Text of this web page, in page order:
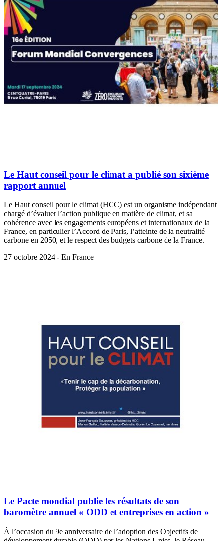
Le Haut conseil pour le climat a publié son sixième
rapport annuel
Le Haut conseil pour le climat (HCC) est un organisme indépendant
chargé d’évaluer l’action publique en matière de climat, et sa
cohérence avec les engagements européens et internationaux de la
France, en particulier l’Accord de Paris, l’atteinte de la neutralité
carbone en 2050, et le respect des budgets carbone de la France.
27 octobre 2024 - En France
Le Pacte mondial publie les résultats de son
baromètre annuel « ODD et entreprises en action »
À l’occasion du 9e anniversaire de l’adoption des Objectifs de